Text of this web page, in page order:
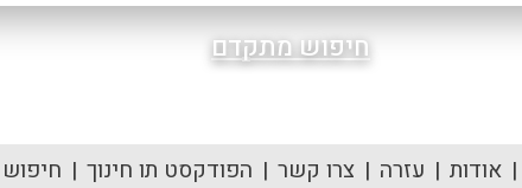
חיפוש מתקדם
אודות עזרה צרו קשר הפודקסט תו חינוך חיפוש AI